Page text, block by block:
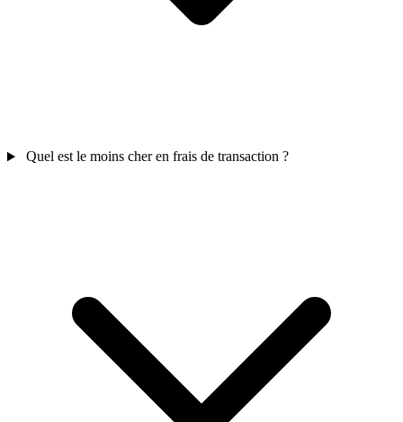
Quel est le moins cher en frais de transaction ?